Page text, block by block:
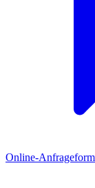
Online-